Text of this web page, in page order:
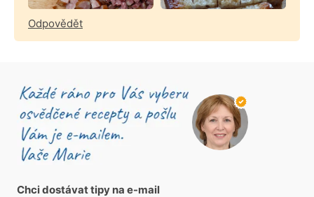
Odpovědět
Chci dostávat tipy na e-mail